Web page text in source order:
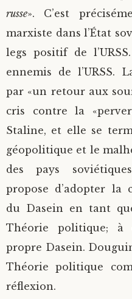
russe». C’est
marxiste dans l’État
legs positif de
ennemis de l’URSS.
par «un retour aux
cris contre la
Staline, et elle se
géopolitique et le
des pays
propose d’adopter la
du Dasein en tant
Théorie politique; à
propre Dasein.
Théorie politique
réflexion.